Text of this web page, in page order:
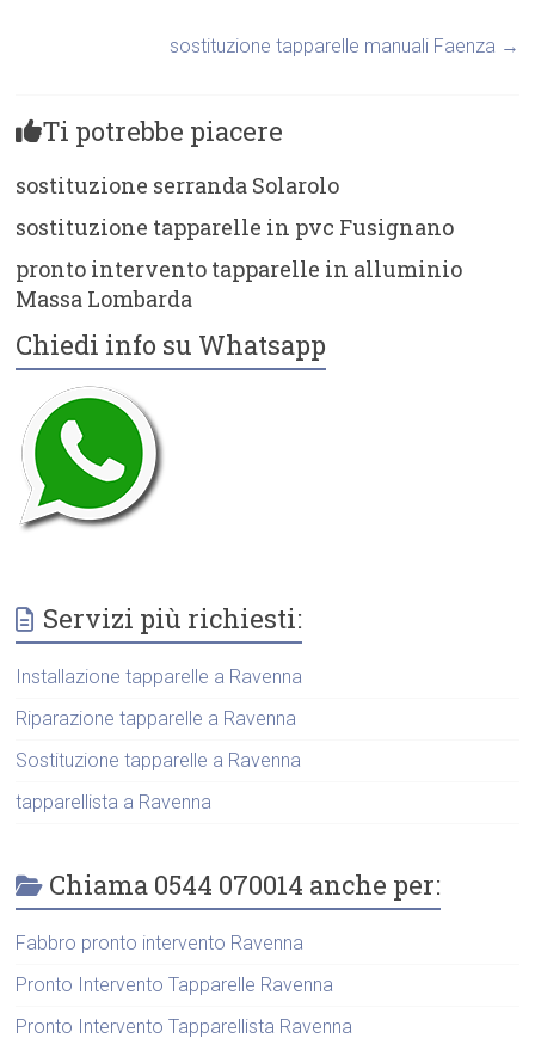
sostituzione tapparelle manuali Faenza →
Ti potrebbe piacere
sostituzione serranda Solarolo
sostituzione tapparelle in pvc Fusignano
pronto intervento tapparelle in alluminio
Massa Lombarda
Chiedi info su Whatsapp
Servizi più richiesti:
Installazione tapparelle a Ravenna
Riparazione tapparelle a Ravenna
Sostituzione tapparelle a Ravenna
tapparellista a Ravenna
Chiama 0544 070014 anche per:
Fabbro pronto intervento Ravenna
Pronto Intervento Tapparelle Ravenna
Pronto Intervento Tapparellista Ravenna